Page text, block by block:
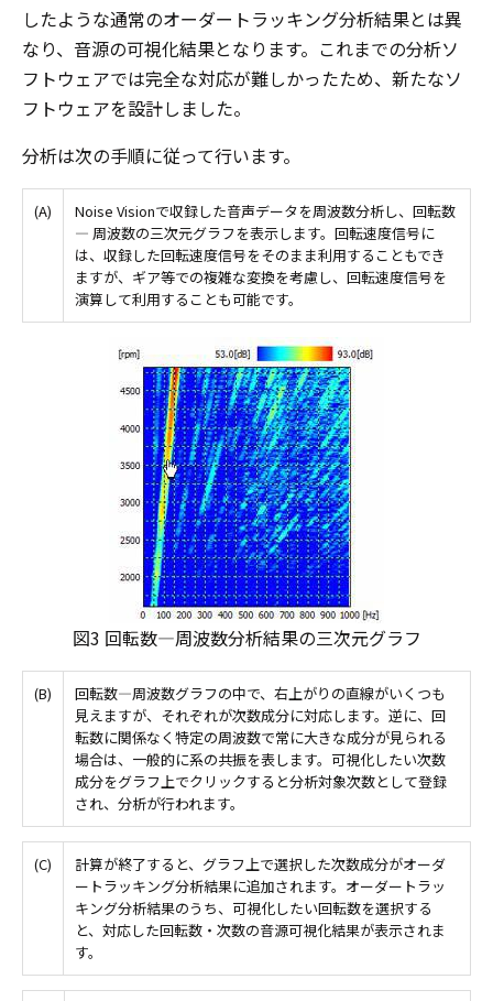
したような通常のオーダートラッキング分析結果とは異
なり、音源の可視化結果となります。これまでの分析ソ
フトウェアでは完全な対応が難しかったため、新たなソ
フトウェアを設計しました。
分析は次の手順に従って行います。
(A)
Noise Visionで収録した音声データを周波数分析し、回転数
― 周波数の三次元グラフを表示します。回転速度信号に
は、収録した回転速度信号をそのまま利用することもでき
ますが、ギア等での複雑な変換を考慮し、回転速度信号を
演算して利用することも可能です。
図3 回転数―周波数分析結果の三次元グラフ
(B)
回転数―周波数グラフの中で、右上がりの直線がいくつも
見えますが、それぞれが次数成分に対応します。逆に、回
転数に関係なく特定の周波数で常に大きな成分が見られる
場合は、一般的に系の共振を表します。可視化したい次数
成分をグラフ上でクリックすると分析対象次数として登録
され、分析が行われます。
(C)
計算が終了すると、グラフ上で選択した次数成分がオーダ
ートラッキング分析結果に追加されます。オーダートラッ
キング分析結果のうち、可視化したい回転数を選択する
と、対応した回転数・次数の音源可視化結果が表示されま
す。